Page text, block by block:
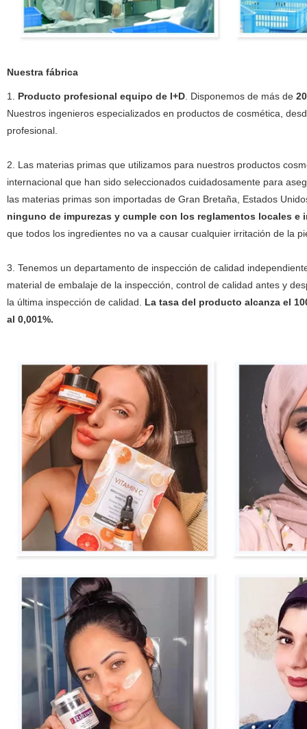
Nuestra fábrica
1. Producto profesional equipo de I+D. Disponemos de más de20
Nuestros ingenieros especializados en productos de cosmética,
profesional.
2. Las materias primas que utilizamos para nuestros productos
internacional que han sido seleccionados cuidadosamente para
las materias primas son importadas de Gran Bretaña, Estados
ninguno de impurezas y cumple con los reglamentos locales e
que todos los ingredientes no va a causar cualquier irritación de la
3. Tenemos un departamento de inspección de calidad
material de embalaje de la inspección, control de calidad antes y
la última inspección de calidad. La tasa del producto alcanza el
al 0,001%.